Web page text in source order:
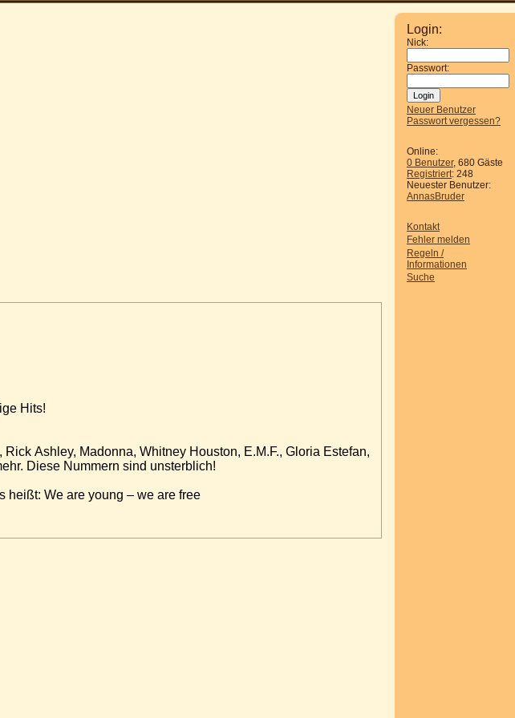
Login:
Nick:
Passwort:
Neuer Benutzer
Passwort vergessen?
Online:
0 Benutzer, 680 Gäste
Registriert: 248
Neuester Benutzer:
AnnasBruder
Kontakt
Fehler melden
Regeln /
Informationen
Suche
Hits!
Ashley, Madonna, Whitney Houston, E.M.F., Gloria Estefan,
Diese Nummern sind unsterblich!
heißt: We are young – we are free